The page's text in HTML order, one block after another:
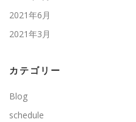
2021年6月
2021年3月
カテゴリー
Blog
schedule